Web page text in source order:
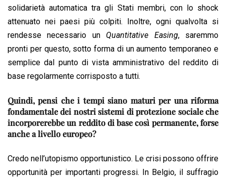
solidarietà automatica tra gli Stati membri, con lo shock
attenuato nei paesi più colpiti. Inoltre, ogni qualvolta si
rendesse necessario un Quantitative Easing, saremmo
pronti per questo, sotto forma di un aumento temporaneo e
semplice dal punto di vista amministrativo del reddito di
base regolarmente corrisposto a tutti.
Quindi, pensi che i tempi siano maturi per una riforma
fondamentale dei nostri sistemi di protezione sociale che
incorporerebbe un reddito di base così permanente, forse
anche a livello europeo?
Credo nell’utopismo opportunistico. Le crisi possono offrire
opportunità per importanti progressi. In Belgio, il suffragio